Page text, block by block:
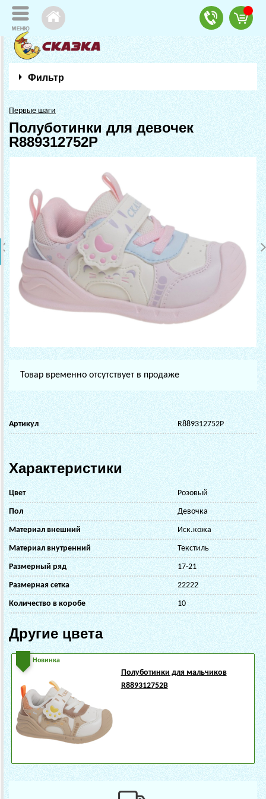
Фильтр
Первые шаги
Полуботинки для девочек
R889312752P
Товар временно отсутствует в продаже
Артикул R889312752P
Характеристики
Цвет Розовый
Пол Девочка
Материал внешний Иск.кожа
Материал внутренний Текстиль
Размерный ряд 17-21
Размерная сетка 22222
Количество в коробе 10
Другие цвета
Новинка
Полуботинки для мальчиков
R889312752B